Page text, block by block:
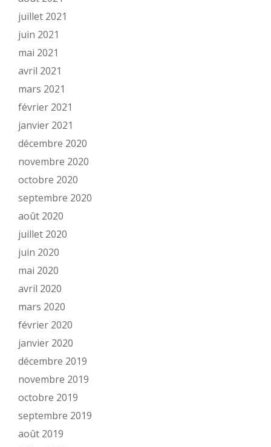
juillet 2021
juin 2021
mai 2021
avril 2021
mars 2021
février 2021
janvier 2021
décembre 2020
novembre 2020
octobre 2020
septembre 2020
août 2020
juillet 2020
juin 2020
mai 2020
avril 2020
mars 2020
février 2020
janvier 2020
décembre 2019
novembre 2019
octobre 2019
septembre 2019
août 2019